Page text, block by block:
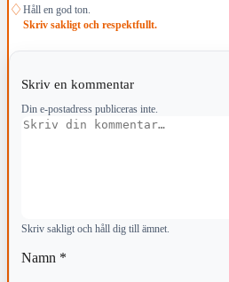
♢ Håll en god ton.
Skriv sakligt och respektfullt.
Skriv en kommentar
Din e-postadress publiceras inte.
Kommentar
Skriv sakligt och håll dig till ämnet.
Namn *